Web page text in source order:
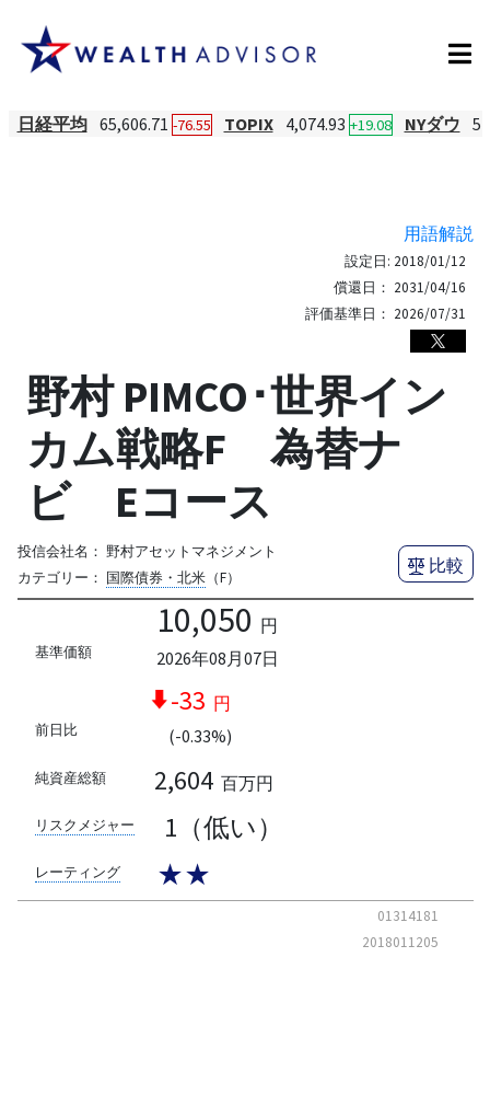
日経平均 65,606.71 -76.55 TOPIX 4,074.93 +19.08 NYダウ
用語解説
設定日: 2018/01/12
償還日： 2031/04/16
評価基準日： 2026/07/31
野村 PIMCO･世界イン
カム戦略F 為替ナ
ビ Eコース
投信会社名： 野村アセットマネジメント
カテゴリー： 国際債券・北米（F）
比較
基準価額
10,050 円
2026年08月07日
前日比
-33 円
(-0.33%)
純資産総額 2,604 百万円
リスクメジャー 1（低い）
レーティング ★★
01314181
2018011205